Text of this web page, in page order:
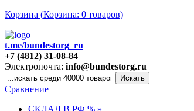
Корзина (Корзина: 0 товаров)
t.me/bundestorg_ru
+7 (4812) 31-08-84
Электропочта: info@bundestorg.ru
Сравнение